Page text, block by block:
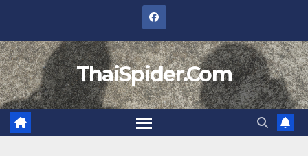
content
ThaiSpider.Com